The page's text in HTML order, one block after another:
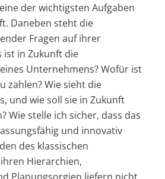
der wichtigsten Aufgaben
Daneben steht die
Fragen auf ihrer
ist in Zukunft die
Unternehmens? Wofür ist
zahlen? Wie sieht die
und wie soll sie in Zukunft
Wie stelle ich sicher, dass das
und innovativ
des klassischen
Hierarchien,